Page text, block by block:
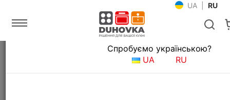
UA RU
Фильтры для воды Системы обратного осмоса
Фильтр для питьевой воды Ecosoft P’URE
Язык магазина
Спробуємо українською?
UA
RU